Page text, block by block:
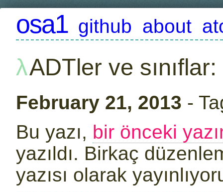
osa1 github about
ADTler ve
February 21, 2013 -
Bu yazı, bir önceki
yazıldı. Birkaç
yazısı olarak